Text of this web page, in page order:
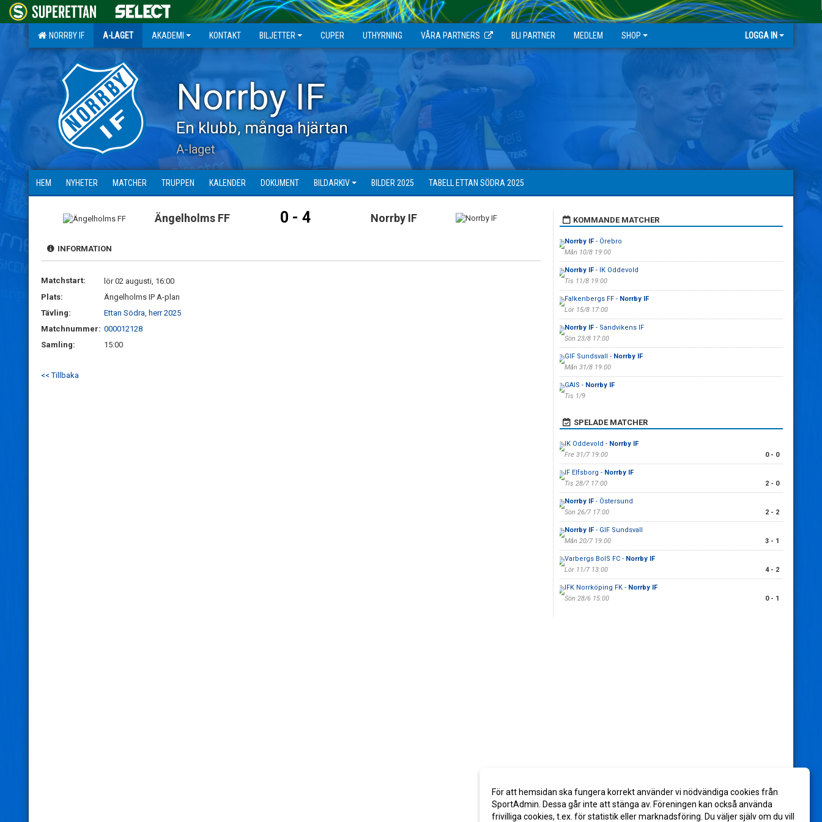
NORRBY IF A-LAGET AKADEMI KONTAKT BILJETTER CUPER UTHYRNING VÅRA PARTNERS BLI PARTNER MEDLEM SHOP LOGGA IN
Norrby IF
En klubb, många hjärtan
A-laget
HEM NYHETER MATCHER TRUPPEN KALENDER DOKUMENT BILDARKIV BILDER 2025 TABELL ETTAN SÖDRA 2025
Ängelholms FF 0 - 4 Norrby IF
INFORMATION
Matchstart:
lör 02 augusti, 16:00
Plats:
Ängelholms IP A-plan
Tävling:
Ettan Södra, herr 2025
Matchnummer: 000012128
Samling:
15:00
<< Tillbaka
KOMMANDE MATCHER
Norrby IF - Örebro
Mån 10/8 19:00
Norrby IF - IK Oddevold
Tis 11/8 19:00
Falkenbergs FF - Norrby IF
Lör 15/8 17:00
Norrby IF - Sandvikens IF
Sön 23/8 17:00
GIF Sundsvall - Norrby IF
Mån 31/8 19:00
GAIS - Norrby IF
Tis 1/9
SPELADE MATCHER
IK Oddevold - Norrby IF
Fre 31/7 19:00
0 - 0
IF Elfsborg - Norrby IF
Tis 28/7 17:00
2 - 0
Norrby IF - Östersund
Sön 26/7 17:00
2 - 2
Norrby IF - GIF Sundsvall
Mån 20/7 19:00
3 - 1
Varbergs BoIS FC - Norrby IF
Lör 11/7 13:00
4 - 2
IFK Norrköping FK - Norrby IF
Sön 28/6 15:00
0 - 1
För att hemsidan ska fungera korrekt använder vi nödvändiga cookies från
SportAdmin. Dessa går inte att stänga av. Föreningen kan också använda
frivilliga cookies, t.ex. för statistik eller marknadsföring. Du väljer själv om du vill